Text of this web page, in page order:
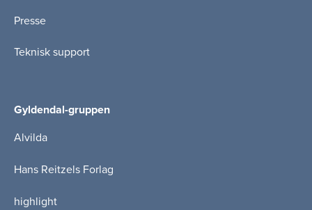
Presse
Teknisk support
Gyldendal-gruppen
Alvilda
Hans Reitzels Forlag
highlight